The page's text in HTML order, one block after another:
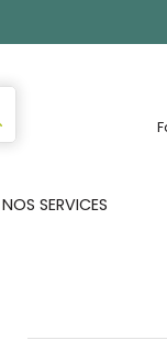
NOS SERVICES